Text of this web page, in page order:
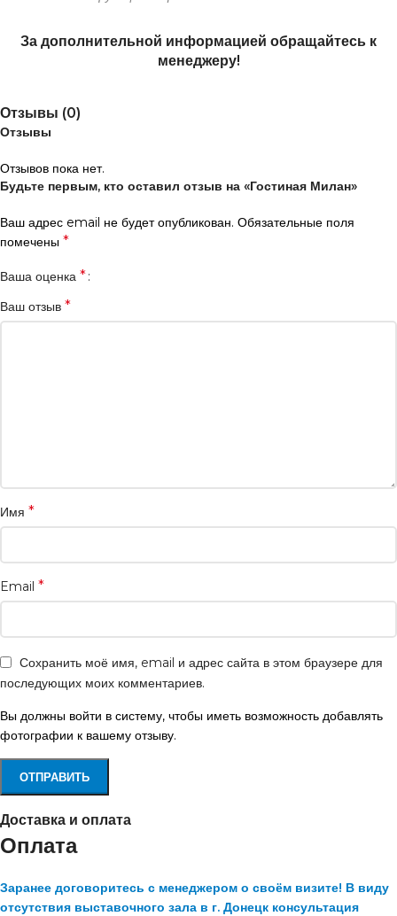
За дополнительной информацией обращайтесь к
менеджеру!
Отзывы (0)
Отзывы
Отзывов пока нет.
Будьте первым, кто оставил отзыв на «Гостиная Милан»
Ваш адрес email не будет опубликован. Обязательные поля
помечены *
Ваша оценка *
Ваш отзыв *
Имя *
Email *
Сохранить моё имя, email и адрес сайта в этом браузере для
последующих моих комментариев.
Вы должны войти в систему, чтобы иметь возможность добавлять
фотографии к вашему отзыву.
Доставка и оплата
Оплата
Заранее договоритесь с менеджером о своём визите! В виду
отсутствия выставочного зала в г. Донецк консультация